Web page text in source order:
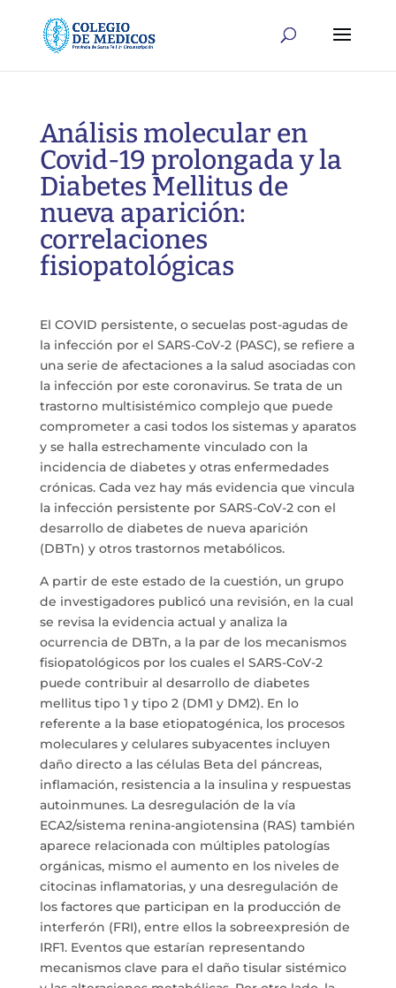
Análisis molecular en
Covid-19 prolongada y la
Diabetes Mellitus de
nueva aparición:
correlaciones
fisiopatológicas
El COVID persistente, o secuelas post-agudas de
la infección por el SARS-CoV-2 (PASC), se refiere a
una serie de afectaciones a la salud asociadas con
la infección por este coronavirus. Se trata de un
trastorno multisistémico complejo que puede
comprometer a casi todos los sistemas y aparatos
y se halla estrechamente vinculado con la
incidencia de diabetes y otras enfermedades
crónicas. Cada vez hay más evidencia que vincula
la infección persistente por SARS-CoV-2 con el
desarrollo de diabetes de nueva aparición
(DBTn) y otros trastornos metabólicos.
A partir de este estado de la cuestión, un grupo
de investigadores publicó una revisión, en la cual
se revisa la evidencia actual y analiza la
ocurrencia de DBTn, a la par de los mecanismos
fisiopatológicos por los cuales el SARS-CoV-2
puede contribuir al desarrollo de diabetes
mellitus tipo 1 y tipo 2 (DM1 y DM2). En lo
referente a la base etiopatogénica, los procesos
moleculares y celulares subyacentes incluyen
daño directo a las células Beta del páncreas,
inflamación, resistencia a la insulina y respuestas
autoinmunes. La desregulación de la vía
ECA2/sistema renina-angiotensina (RAS) también
aparece relacionada con múltiples patologías
orgánicas, mismo el aumento en los niveles de
citocinas inflamatorias, y una desregulación de
los factores que participan en la producción de
interferón (FRI), entre ellos la sobreexpresión de
IRF1. Eventos que estarían representando
mecanismos clave para el daño tisular sistémico